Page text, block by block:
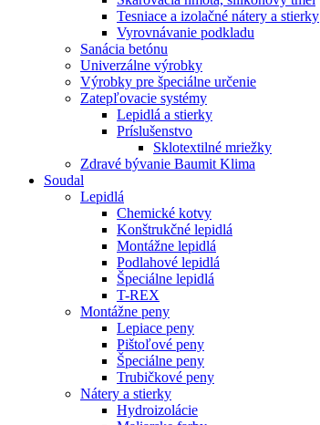
Tesniace a izolačné nátery a stierky
Vyrovnávanie podkladu
Sanácia betónu
Univerzálne výrobky
Výrobky pre špeciálne určenie
Zatepľovacie systémy
Lepidlá a stierky
Príslušenstvo
Sklotextilné mriežky
Zdravé bývanie Baumit Klima
Soudal
Lepidlá
Chemické kotvy
Konštrukčné lepidlá
Montážne lepidlá
Podlahové lepidlá
Špeciálne lepidlá
T-REX
Montážne peny
Lepiace peny
Pištoľové peny
Špeciálne peny
Trubičkové peny
Nátery a stierky
Hydroizolácie